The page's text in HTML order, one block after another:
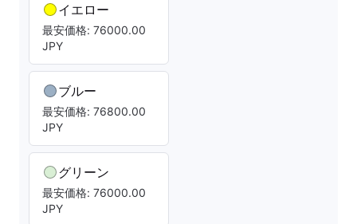
イエロー
最安価格: 76000.00
JPY
ブルー
最安価格: 76800.00
JPY
グリーン
最安価格: 76000.00
JPY